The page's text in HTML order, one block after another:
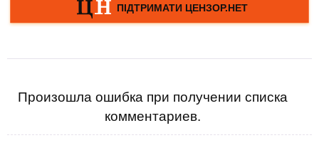
Произошла ошибка при получении списка
комментариев.